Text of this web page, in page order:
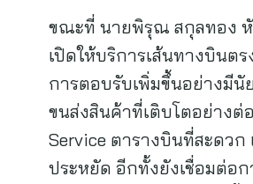
ขณะที่ นายพิรุณ สกุลทอง หั
เปิดให้บริการเส้นทางบินต
การตอบรับเพิ่มขึ้นอย่างมีนั
ขนส่งสินค้าที่เติบโตอย่างต่
Service ตารางบินที่สะดว
ประหยัด อีกทั้งยังเชื่อมต่อก